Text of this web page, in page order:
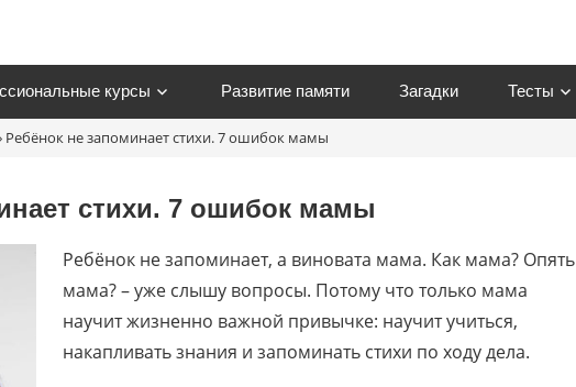
курсы Развитие памяти Загадки Тесты
Ребёнок не запоминает стихи. 7 ошибок мамы
стихи. 7 ошибок мамы
Ребёнок не запоминает, а виновата мама. Как мама? Опять
мама? – уже слышу вопросы. Потому что только мама
научит жизненно важной привычке: научит учиться,
накапливать знания и запоминать стихи по ходу дела.